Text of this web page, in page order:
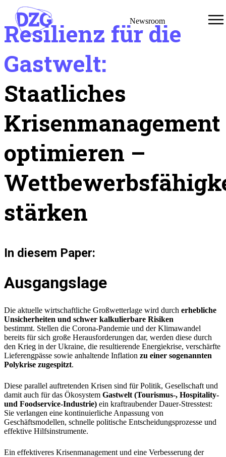
Newsroom
Denkfabrik
Gastwelt
Newsroom
Kontakt
Resilienz für die
Gastwelt:
Staatliches
Krisenmanagement
optimieren –
stärken
In diesem Paper:
Ausgangslage
Die aktuelle wirtschaftliche Großwetterlage wird durch erhebliche
Unsicherheiten und schwer kalkulierbare Risiken
bestimmt. Stellen die Corona-Pandemie und der Klimawandel
bereits für sich große Herausforderungen dar, werden diese durch
den Krieg in der Ukraine, die resultierende Energiekrise, verschärfte
Lieferengpässe sowie anhaltende Inflation zu einer sogenannten
Polykrise zugespitzt.
Diese parallel auftretenden Krisen sind für Politik, Gesellschaft und
damit auch für das Ökosystem Gastwelt (Tourismus-, Hospitality-
und Foodservice-Industrie) ein kraftraubender Dauer-Stresstest:
Sie verlangen eine kontinuierliche Anpassung von
Geschäftsmodellen, schnelle politische Entscheidungsprozesse und
effektive Hilfsinstrumente.
Ein effektiveres Krisenmanagement und eine Verbesserung der